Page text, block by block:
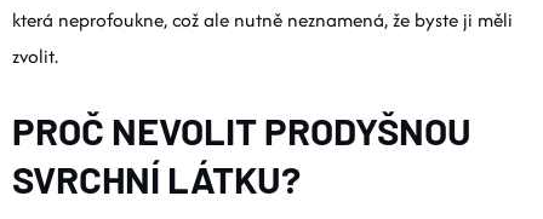
která neprofoukne, což ale nutně neznamená, že byste ji měli
zvolit.
PROČ NEVOLIT PRODYŠNOU
SVRCHNÍ LÁTKU?